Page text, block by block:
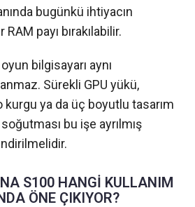
bugünkü ihtiyacın
payı bırakılabilir.
bilgisayarı aynı
Sürekli GPU yükü,
ya da üç boyutlu tasarım
bu işe ayrılmış
S100 HANGİ KULLANIM
ÖNE ÇIKIYOR?